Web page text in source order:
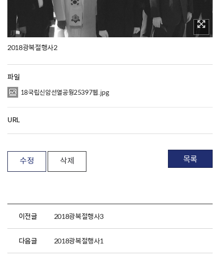
2018광복절행사2
파일
18국립신암선열공웡25397웹.jpg
URL
수정 삭제 목록
이전글 2018광복절행사3
다음글 2018광복절행사1